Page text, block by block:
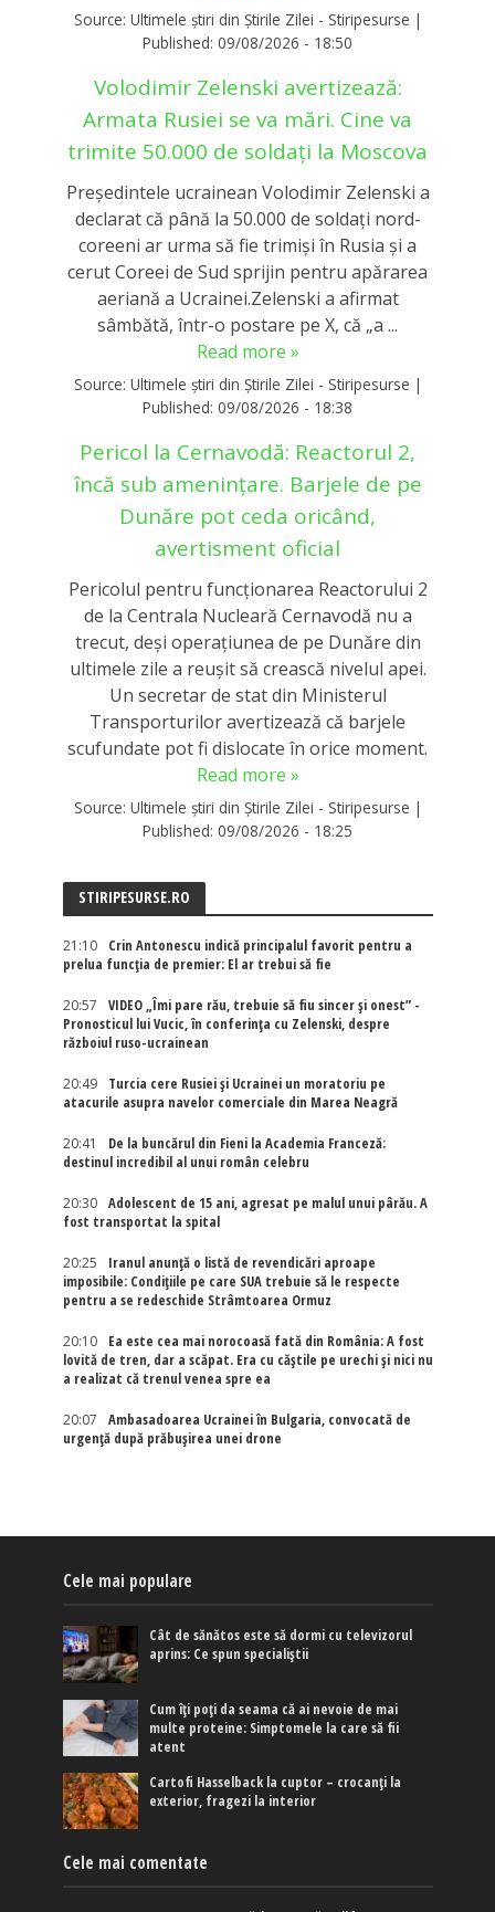
Source: Ultimele știri din Știrile Zilei - Stiripesurse |
Published: 09/08/2026 - 18:50
Volodimir Zelenski avertizează:
Armata Rusiei se va mări. Cine va
trimite 50.000 de soldați la Moscova
Președintele ucrainean Volodimir Zelenski a
declarat că până la 50.000 de soldați nord-
coreeni ar urma să fie trimiși în Rusia și a
cerut Coreei de Sud sprijin pentru apărarea
aeriană a Ucrainei.Zelenski a afirmat
sâmbătă, într-o postare pe X, că „a ...
Read more »
Source: Ultimele știri din Știrile Zilei - Stiripesurse |
Published: 09/08/2026 - 18:38
Pericol la Cernavodă: Reactorul 2,
încă sub amenințare. Barjele de pe
Dunăre pot ceda oricând,
avertisment oficial
Pericolul pentru funcționarea Reactorului 2
de la Centrala Nucleară Cernavodă nu a
trecut, deși operațiunea de pe Dunăre din
ultimele zile a reușit să crească nivelul apei.
Un secretar de stat din Ministerul
Transporturilor avertizează că barjele
scufundate pot fi dislocate în orice moment.
Read more »
Source: Ultimele știri din Știrile Zilei - Stiripesurse |
Published: 09/08/2026 - 18:25
STIRIPESURSE.RO
21:10
Crin Antonescu indică principalul favorit pentru a
prelua funcția de premier: El ar trebui să fie
20:57
VIDEO „Îmi pare rău, trebuie să fiu sincer și onest” -
Pronosticul lui Vucic, în conferința cu Zelenski, despre
războiul ruso-ucrainean
20:49
Turcia cere Rusiei și Ucrainei un moratoriu pe
atacurile asupra navelor comerciale din Marea Neagră
20:41
De la buncărul din Fieni la Academia Franceză:
destinul incredibil al unui român celebru
20:30
Adolescent de 15 ani, agresat pe malul unui pârău. A
fost transportat la spital
20:25
Iranul anunță o listă de revendicări aproape
imposibile: Condițiile pe care SUA trebuie să le respecte
pentru a se redeschide Strâmtoarea Ormuz
20:10
Ea este cea mai norocoasă fată din România: A fost
lovită de tren, dar a scăpat. Era cu căștile pe urechi și nici nu
a realizat că trenul venea spre ea
20:07
Ambasadoarea Ucrainei în Bulgaria, convocată de
urgență după prăbușirea unei drone
Cele mai populare
Cât de sănătos este să dormi cu televizorul
aprins: Ce spun specialiștii
Cum îți poți da seama că ai nevoie de mai
multe proteine: Simptomele la care să fii
atent
Cartofi Hasselback la cuptor – crocanți la
exterior, fragezi la interior
Cele mai comentate